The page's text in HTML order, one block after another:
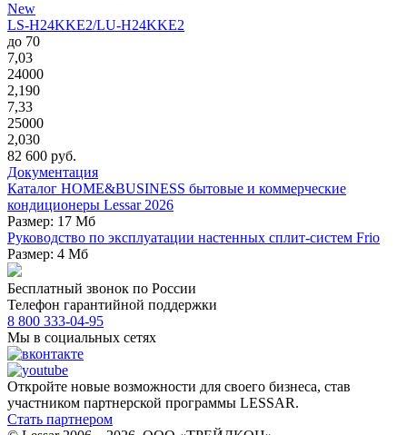
New
LS-H24KKE2/LU-H24KKE2
до 70
7,03
24000
2,190
7,33
25000
2,030
82 600 руб.
Документация
Каталог HOME&BUSINESS бытовые и коммерческие
кондиционеры Lessar 2026
Размер: 17 Мб
Руководство по эксплуатации настенных сплит-систем Frio
Размер: 4 Мб
Бесплатный звонок по России
Телефон гарантийной поддержки
8 800 333-04-95
Мы в социальных сетях
Откройте новые возможности для своего бизнеса, став
участником партнерской программы LESSAR.
Стать партнером